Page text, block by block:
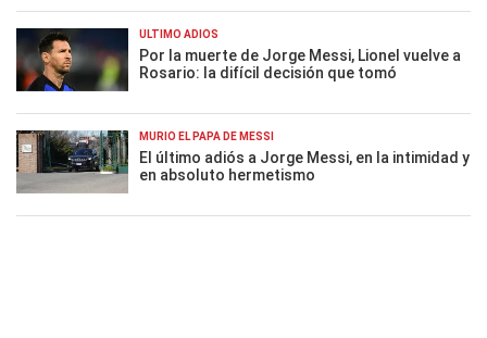
ÚLTIMO ADIÓS
Por la muerte de Jorge Messi, Lionel vuelve a
Rosario: la difícil decisión que tomó
MURIÓ EL PAPÁ DE MESSI
El último adiós a Jorge Messi, en la intimidad y
en absoluto hermetismo